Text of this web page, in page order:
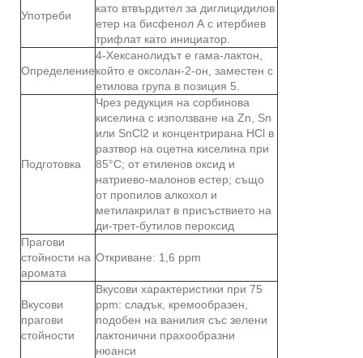
Употреби
като втвърдител за диглицидилов
етер на бисфенол А с итербиев
трифлат като инициатор.
Определение
4-Хексанолидът е гама-лактон,
който е оксолан-2-он, заместен с
етилова група в позиция 5.
Подготовка
Чрез редукция на сорбинова
киселина с използване на Zn, Sn
или SnCl2 и концентрирана HCl в
разтвор на оцетна киселина при
85°C; от етиленов оксид и
натриево-малонов естер; също
от пропилов алкохол и
метилакрилат в присъствието на
ди-трет-бутилов пероксид
Прагови
стойности на
аромата
Откриване: 1,6 ppm
Вкусови
прагови
стойности
Вкусови характеристики при 75
ppm: сладък, кремообразен,
подобен на ванилия със зелени
лактонични прахообразни
нюанси